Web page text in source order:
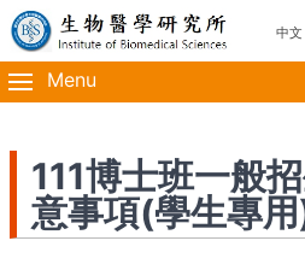
移
至
主
內
主
導
覽
中文
Menu
111博士班一般
意事項(學生專